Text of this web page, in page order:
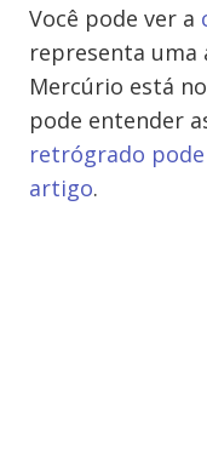
Você pode ver a
representa uma
Mercúrio está no
pode entender
retrógrado
artigo.